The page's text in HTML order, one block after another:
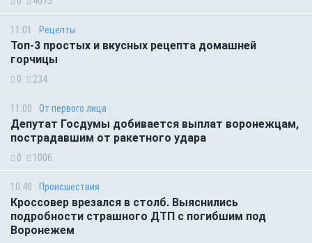
11:01 Рецепты
Топ-3 простых и вкусных рецепта домашней
горчицы
0 234
11:00 От первого лица
Депутат Госдумы добивается выплат воронежцам,
пострадавшим от ракетного удара
0 1006
10:40 Происшествия
Кроссовер врезался в столб. Выяснились
подробности страшного ДТП с погибшим под
Воронежем